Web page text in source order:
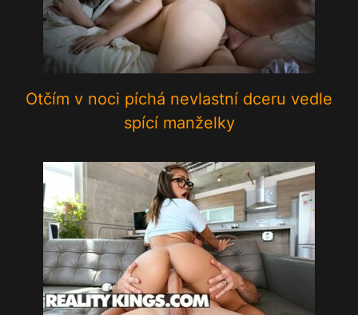
Otčím v noci píchá nevlastní dceru vedle
spící manželky